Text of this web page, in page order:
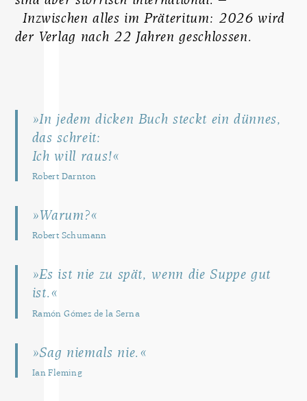
Inzwischen alles im Präteritum: 2026 wird
der Verlag nach 22 Jahren geschlossen.
»In jedem dicken Buch steckt ein dünnes,
das schreit:
Ich will raus!«
Robert Darnton
»Warum?«
Robert Schumann
»Es ist nie zu spät, wenn die Suppe gut
ist.«
Ramón Gómez de la Serna
»Sag niemals nie.«
Ian Fleming